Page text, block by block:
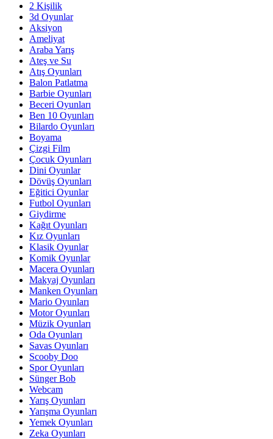
2 Kişilik
3d Oyunlar
Aksiyon
Ameliyat
Araba Yarış
Ateş ve Su
Atış Oyunları
Balon Patlatma
Barbie Oyunları
Beceri Oyunları
Ben 10 Oyunları
Bilardo Oyunları
Boyama
Çizgi Film
Çocuk Oyunları
Dini Oyunlar
Dövüş Oyunları
Eğitici Oyunlar
Futbol Oyunları
Giydirme
Kağıt Oyunları
Kız Oyunları
Klasik Oyunlar
Komik Oyunlar
Macera Oyunları
Makyaj Oyunları
Manken Oyunları
Mario Oyunları
Motor Oyunları
Müzik Oyunları
Oda Oyunları
Savas Oyunları
Scooby Doo
Spor Oyunları
Sünger Bob
Webcam
Yarış Oyunları
Yarışma Oyunları
Yemek Oyunları
Zeka Oyunları